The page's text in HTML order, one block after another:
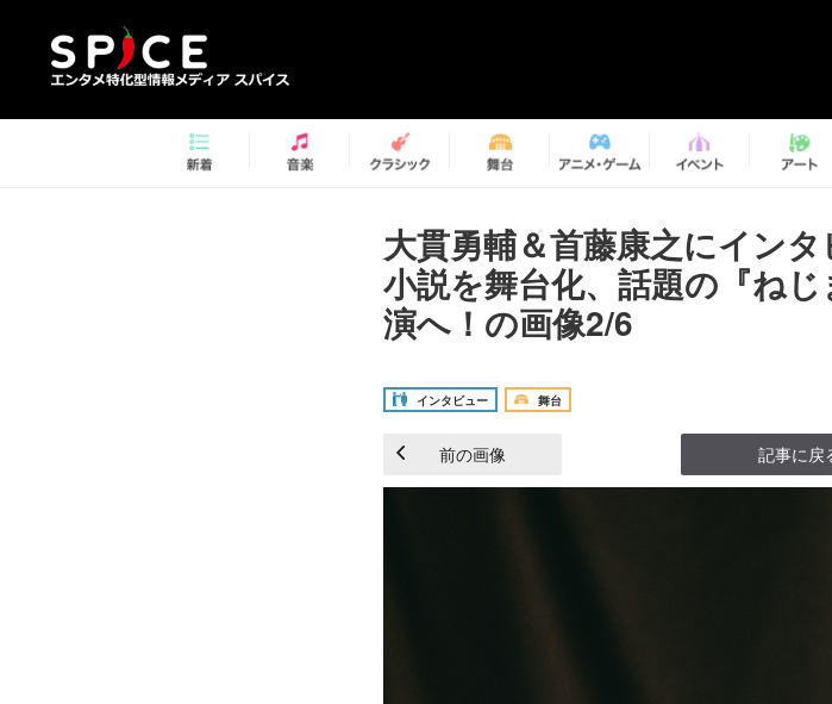
大貫勇輔＆首藤康之にイン
小説を舞台化、話題の『ね
演へ！の画像2/6
インタビュー 舞台
前の画像 記事に戻